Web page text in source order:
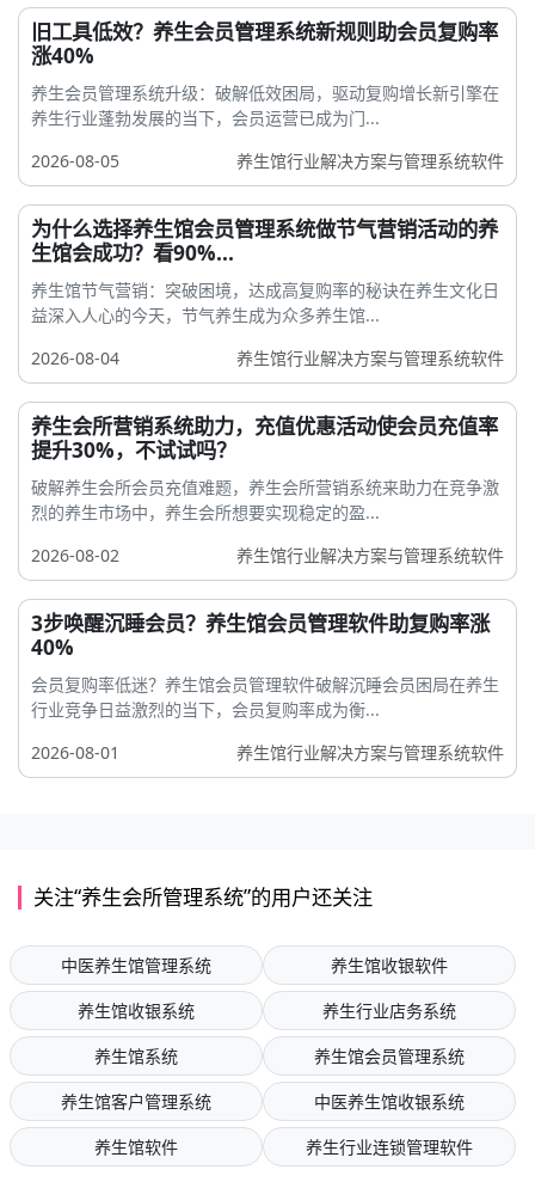
旧工具低效？养生会员管理系统新规则助会员复购率
涨40%
养生会员管理系统升级：破解低效困局，驱动复购增长新引擎在
养生行业蓬勃发展的当下，会员运营已成为门...
2026-08-05
养生馆行业解决方案与管理系统软件
为什么选择养生馆会员管理系统做节气营销活动的养
生馆会成功？看90%...
养生馆节气营销：突破困境，达成高复购率的秘诀在养生文化日
益深入人心的今天，节气养生成为众多养生馆...
2026-08-04
养生馆行业解决方案与管理系统软件
养生会所营销系统助力，充值优惠活动使会员充值率
提升30%，不试试吗？
破解养生会所会员充值难题，养生会所营销系统来助力在竞争激
烈的养生市场中，养生会所想要实现稳定的盈...
2026-08-02
养生馆行业解决方案与管理系统软件
3步唤醒沉睡会员？养生馆会员管理软件助复购率涨
40%
会员复购率低迷？养生馆会员管理软件破解沉睡会员困局在养生
行业竞争日益激烈的当下，会员复购率成为衡...
2026-08-01
养生馆行业解决方案与管理系统软件
关注“养生会所管理系统”的用户还关注
中医养生馆管理系统
养生馆收银软件
养生馆收银系统
养生行业店务系统
养生馆系统
养生馆会员管理系统
养生馆客户管理系统
中医养生馆收银系统
养生馆软件
养生行业连锁管理软件